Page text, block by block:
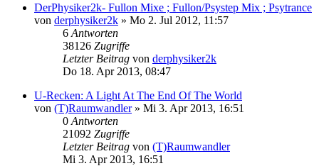
DerPhysiker2k- Fullon Mixe ; Fullon/Psystep Mix ; Psytrance
von derphysiker2k » Mo 2. Jul 2012, 11:57
6 Antworten
38126 Zugriffe
Letzter Beitrag von derphysiker2k
Do 18. Apr 2013, 08:47
U-Recken: A Light At The End Of The World
von (T)Raumwandler» Mi 3. Apr 2013, 16:51
0 Antworten
21092 Zugriffe
Letzter Beitrag von (T)Raumwandler
Mi 3. Apr 2013, 16:51